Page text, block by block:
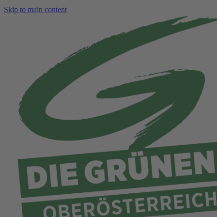
Skip to main content